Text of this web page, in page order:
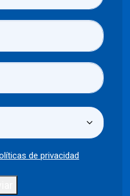
de privacidad